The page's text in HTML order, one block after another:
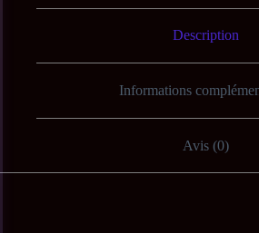
Description
Informations
Avis (0)